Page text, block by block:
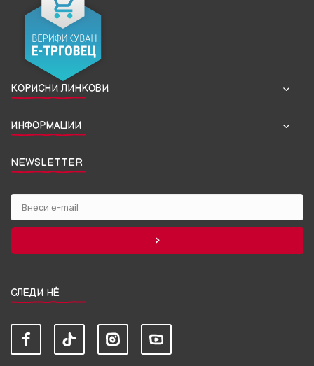
КОРИСНИ ЛИНКОВИ
ИНФОРМАЦИИ
NEWSLETTER
СЛЕДИ НЀ